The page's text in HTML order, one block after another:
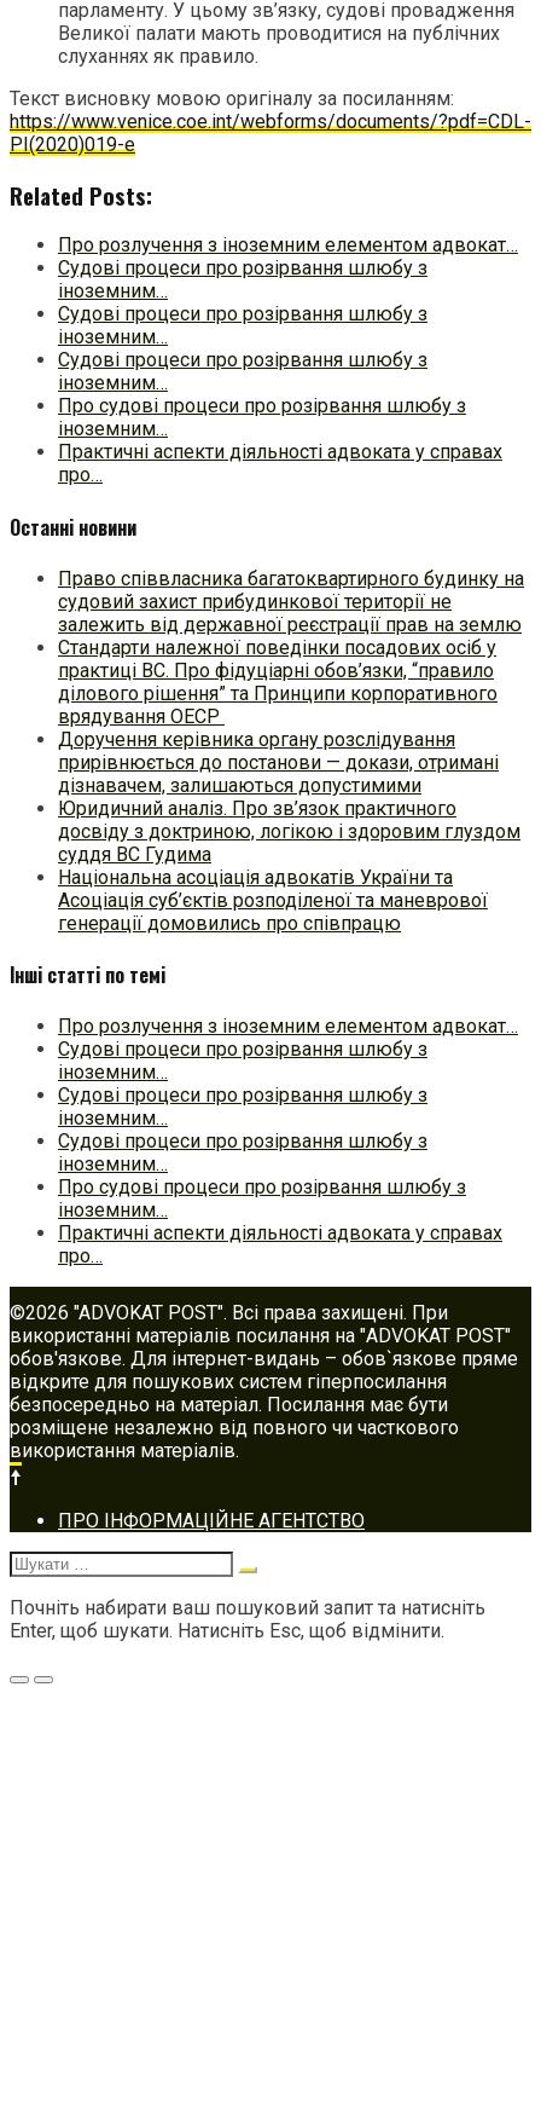
парламенту. У цьому зв’язку, судові провадження
Великої палати мають проводитися на публічних
слуханнях як правило.
Текст висновку мовою оригіналу за посиланням:
https://www.venice.coe.int/webforms/documents/?pdf=CDL-
PI(2020)019-e
Related Posts:
Про розлучення з іноземним елементом адвокат…
Судові процеси про розірвання шлюбу з
іноземним…
Судові процеси про розірвання шлюбу з
іноземним…
Судові процеси про розірвання шлюбу з
іноземним…
Про судові процеси про розірвання шлюбу з
іноземним…
Практичні аспекти діяльності адвоката у справах
про…
Останні новини
Право співвласника багатоквартирного будинку на
судовий захист прибудинкової території не
залежить від державної реєстрації прав на землю
Стандарти належної поведінки посадових осіб у
практиці ВC. Про фідуціарні обов’язки, “правило
ділового рішення” та Принципи корпоративного
врядування ОЕСР
Доручення керівника органу розслідування
прирівнюється до постанови — докази, отримані
дізнавачем, залишаються допустимими
Юридичний аналіз. Про зв’язок практичного
досвіду з доктриною, логікою і здоровим глуздом
суддя ВС Гудима
Національна асоціація адвокатів України та
Асоціація суб’єктів розподіленої та маневрової
генерації домовились про співпрацю
Інші статті по темі
Про розлучення з іноземним елементом адвокат…
Судові процеси про розірвання шлюбу з
іноземним…
Судові процеси про розірвання шлюбу з
іноземним…
Судові процеси про розірвання шлюбу з
іноземним…
Про судові процеси про розірвання шлюбу з
іноземним…
Практичні аспекти діяльності адвоката у справах
про…
©2026 "ADVOKAT POST". Всі права захищені. При
використанні матеріалів посилання на "ADVOKAT POST"
обов'язкове. Для інтернет-видань – обов`язкове пряме
відкрите для пошукових систем гіперпосилання
безпосередньо на матеріал. Посилання має бути
розміщене незалежно від повного чи часткового
використання матеріалів.
Footer
navigation
ПРО ІНФОРМАЦІЙНЕ АГЕНТСТВО
Шукати:
Почніть набирати ваш пошуковий запит та натисніть
Enter, щоб шукати. Натисніть Esc, щоб відмінити.
Меню